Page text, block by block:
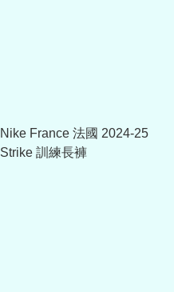
Nike France 法國 2024-25
Strike 訓練長褲